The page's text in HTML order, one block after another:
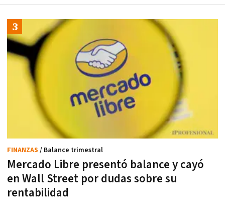
Mercado Libre presentó balance y cayó
en Wall Street por dudas sobre su
rentabilidad
FINANZAS / Balance trimestral